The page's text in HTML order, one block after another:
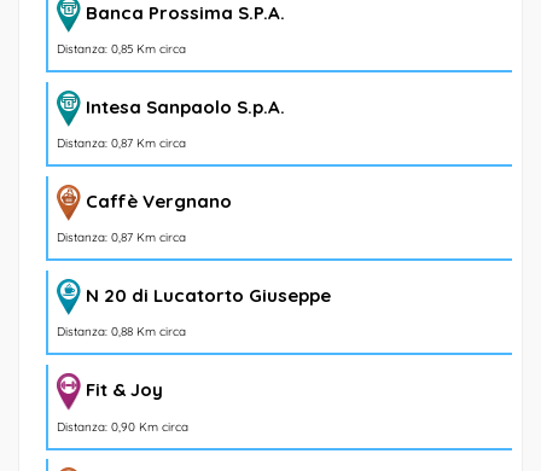
Banca Prossima S.P.A.
Distanza: 0,85 Km circa
Intesa Sanpaolo S.p.A.
Distanza: 0,87 Km circa
Caffè Vergnano
Distanza: 0,87 Km circa
N 20 di Lucatorto Giuseppe
Distanza: 0,88 Km circa
Fit & Joy
Distanza: 0,90 Km circa